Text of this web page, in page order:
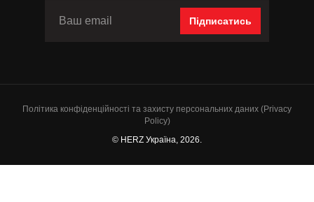
Підписатись
Політика конфіденційності та захисту персональних даних (Privacy
Policy)
© HERZ Україна, 2026.